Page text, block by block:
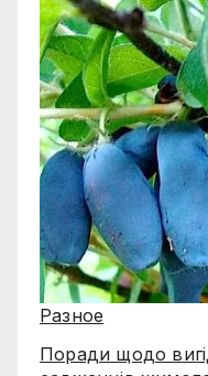
Разное
Поради щодо